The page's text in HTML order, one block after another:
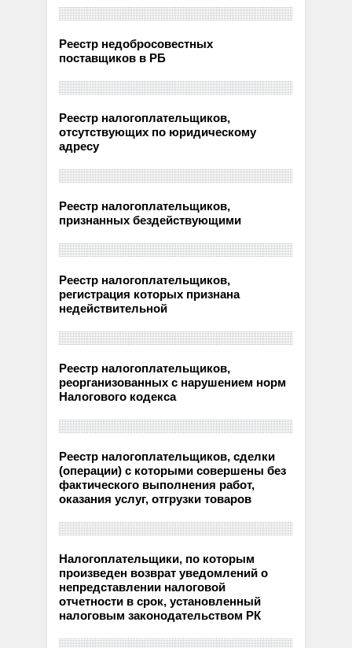
Реестр недобросовестных
поставщиков в РБ
Реестр налогоплательщиков,
отсутствующих по юридическому
адресу
Реестр налогоплательщиков,
признанных бездействующими
Реестр налогоплательщиков,
регистрация которых признана
недействительной
Реестр налогоплательщиков,
реорганизованных с нарушением норм
Налогового кодекса
Реестр налогоплательщиков, сделки
(операции) с которыми совершены без
фактического выполнения работ,
оказания услуг, отгрузки товаров
Налогоплательщики, по которым
произведен возврат уведомлений о
непредставлении налоговой
отчетности в срок, установленный
налоговым законодательством РК